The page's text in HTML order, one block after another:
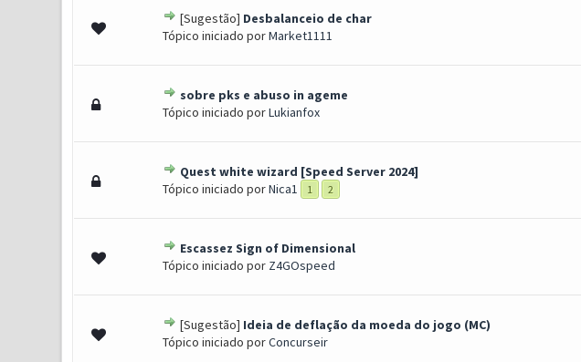
[Sugestão] Desbalanceio de char
Tópico iniciado porMarket1111
0 Voto(s) - 0 de 5 em média
123 45
sobre pks e abuso in ageme
Tópico iniciado porLukianfox
0 Voto(s) - 0 de 5 em média
12345
Quest white wizard [Speed Server 2024]
Tópico iniciado porNica1 1 2
2 Voto(s) - 4.5 de 5 em média
12345
Escassez Sign of Dimensional
Tópico iniciado por Z4GOspeed
0 Voto(s) - 0 de 5 em média
12345
[Sugestão] Ideia de deflação da moeda do jogo (MC)
Tópico iniciado porConcurseir
0 Voto(s) - 0 de 5 em média
1 2345